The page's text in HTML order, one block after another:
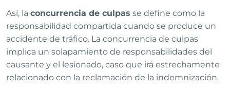
Así, la concurrencia de culpas se define como la
responsabilidad compartida cuando se produce un
accidente de tráfico. La concurrencia de culpas
implica un solapamiento de responsabilidades del
causante y el lesionado, caso que irá estrechamente
relacionado con la reclamación de la indemnización.